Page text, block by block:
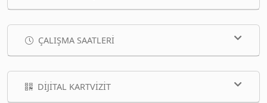
ÇALIŞMA SAATLERI
DIJITAL KARTVIZIT